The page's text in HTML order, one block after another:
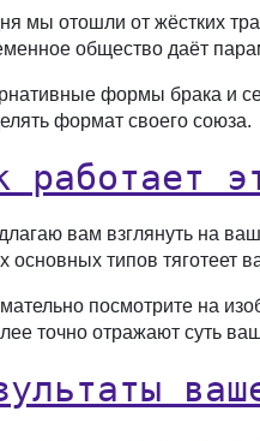
мы отошли от жёстких
общество даёт
формы брака и
формат своего союза.
работает
вам взглянуть на
основных типов тяготеет
посмотрите на
точно отражают суть